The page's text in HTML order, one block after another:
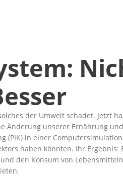
der Umwelt schadet. Jetzt
Änderung unserer Ernährung
in einer
haben könnten. Ihr Ergebnis:
den Konsum von